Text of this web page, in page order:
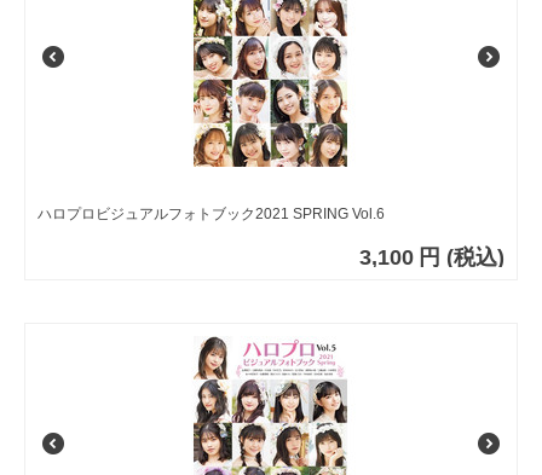
ハロプロビジュアルフォトブック2021 SPRING Vol.6
3,100 円 (税込)